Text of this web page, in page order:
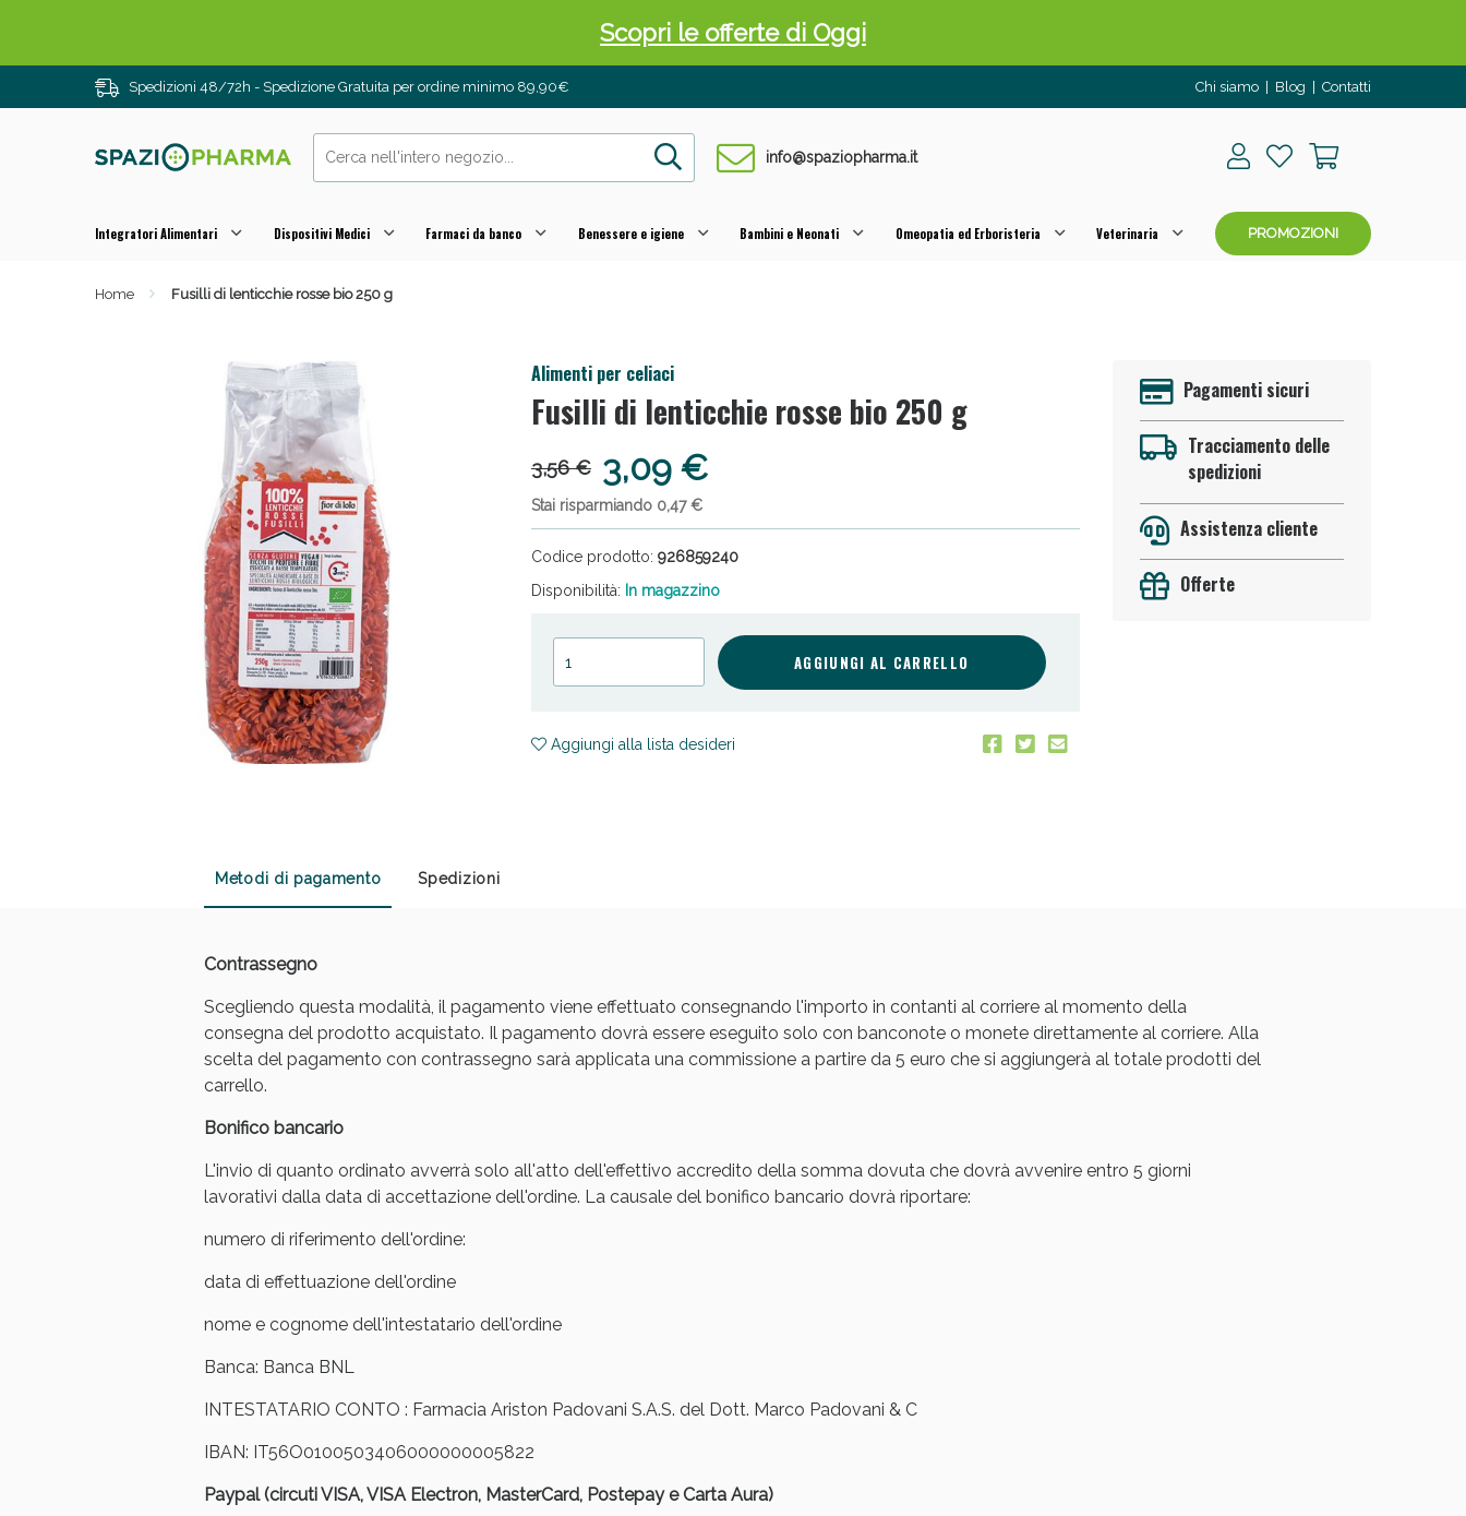
Spedizioni 48/72h - Spedizione Gratuita per ordine minimo 89,90€ Chi siamo Blog Contatti
info@spaziopharma.it
Integratori Alimentari Dispositivi Medici Farmaci da banco Benessere e igiene Bambini e Neonati Omeopatia ed Erboristeria Veterinaria PROMOZIONI
Home Fusilli di lenticchie rosse bio 250 g
Alimenti per celiaci
Fusilli di lenticchie rosse bio 250 g
3,56 € 3,09 €
Stai risparmiando 0,47 €
Codice prodotto: 926859240
Disponibilità: In magazzino
AGGIUNGI AL CARRELLO
Aggiungi alla lista desideri
Pagamenti sicuri
Tracciamento delle
spedizioni
Assistenza cliente
Offerte
Metodi di pagamento Spedizioni
Contrassegno
Scegliendo questa modalità, il pagamento viene effettuato consegnando l'importo in contanti al corriere al momento della
consegna del prodotto acquistato. Il pagamento dovrà essere eseguito solo con banconote o monete direttamente al corriere. Alla
scelta del pagamento con contrassegno sarà applicata una commissione a partire da 5 euro che si aggiungerà al totale prodotti del
carrello.
Bonifico bancario
L'invio di quanto ordinato avverrà solo all'atto dell'effettivo accredito della somma dovuta che dovrà avvenire entro 5 giorni
lavorativi dalla data di accettazione dell'ordine. La causale del bonifico bancario dovrà riportare:
numero di riferimento dell'ordine:
data di effettuazione dell'ordine
nome e cognome dell'intestatario dell'ordine
Banca: Banca BNL
INTESTATARIO CONTO : Farmacia Ariston Padovani S.A.S. del Dott. Marco Padovani & C
IBAN: IT56O0100503406000000005822
Paypal (circuti VISA, VISA Electron, MasterCard, Postepay e Carta Aura)
Scopri le offerte di Oggi
Drenanti e Pancia Piatta: Sconti fino al 55% validi solo per OGGI!
Salini e Multivitaminici: oggi Sconto extra fino al 50%!
Anticellulite e Fanghi: Sconto fino al 40% valido oggi!